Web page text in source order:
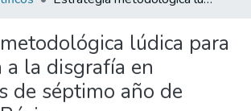
lúdica para
a la disgrafía en
de séptimo año de